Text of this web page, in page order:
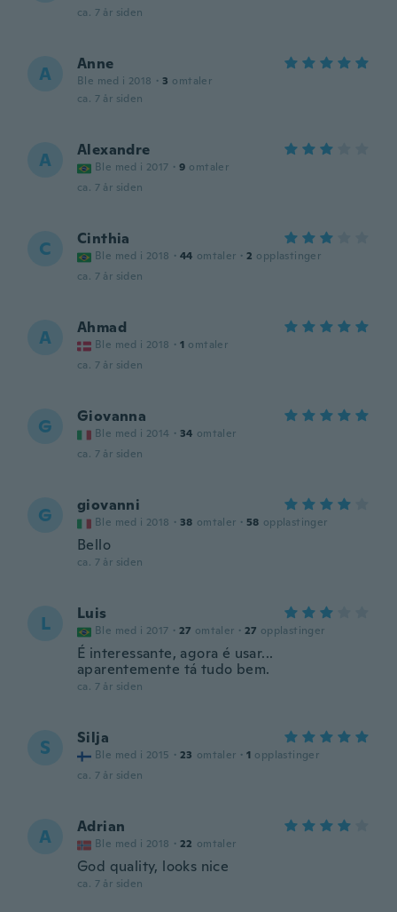
ca. 7 år siden
A Anne
Ble med i 2018 · 3 omtaler
ca. 7 år siden
A Alexandre
Ble med i 2017 · 9 omtaler
ca. 7 år siden
C Cinthia
Ble med i 2018 · 44 omtaler · 2 opplastinger
ca. 7 år siden
A Ahmad
Ble med i 2018 · 1 omtaler
ca. 7 år siden
G Giovanna
Ble med i 2014 · 34 omtaler
ca. 7 år siden
G giovanni
Ble med i 2018 · 38 omtaler · 58 opplastinger
Bello
ca. 7 år siden
L Luis
Ble med i 2017 · 27 omtaler · 27 opplastinger
É interessante, agora é usar...
aparentemente tá tudo bem.
ca. 7 år siden
S Silja
Ble med i 2015 · 23 omtaler · 1 opplastinger
ca. 7 år siden
A Adrian
Ble med i 2018 · 22 omtaler
God quality, looks nice
ca. 7 år siden